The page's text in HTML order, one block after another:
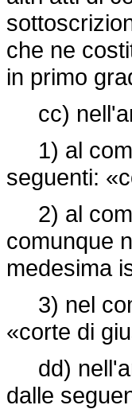
che ne
in primo
cc)
1) al
seguenti:
2) al
comunque
medesima
3) nel
«corte di
dd)
dalle